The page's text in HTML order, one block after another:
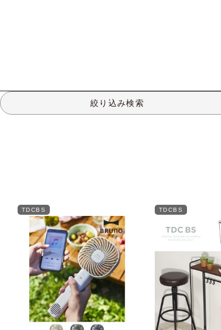
絞り込み検索
TDCBS TDCBS